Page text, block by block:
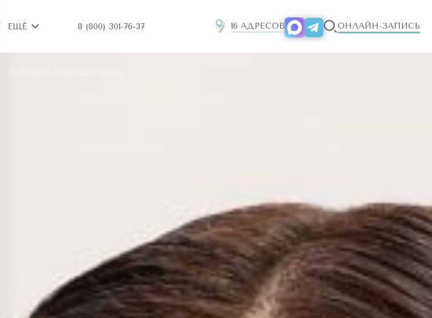
ЕЩЁ 8 (800) 301-76-37 16 АДРЕСОВ ОНЛАЙН-ЗАПИСЬ